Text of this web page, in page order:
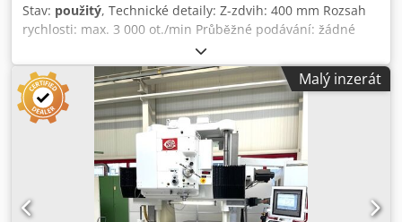
Stav: použitý, Technické detaily: Z-zdvih: 400 mm Rozsah
rychlosti: max. 3 000 ot./min Průběžné podávání: žádné
informace Svislý zdvih pinoly: 100 mm Uchycení vřetena:
MK2 Plocha stolu: 445 x 315 mm Vzdálenost mezi stolem a
spodním vřetenem: max. 520 mm Pojezd stolu: podélný:
250 mm Pojezd stolu: příčný: 330 mm Výška stolu nad
podlahou: 920 mm Celkový příkon: 1,6 kW Hmotnost stroje
cca: 1500 kg Rozměry stroje dxšxv: 1,3 x 1,1 x 2,0 m Použití:
Frézování a vrtání dlouhých otvorů Na hlavě vrtacího
vřetena je přesný číselníkový úchylkoměr pro indikaci
hloubky. 5x T-drážka dle DIN 650: a=10; h = 18; b=18; c = 8
mm Zařízení: Dvousměrný digitální displej ACU-RIDE
Malý inzerát